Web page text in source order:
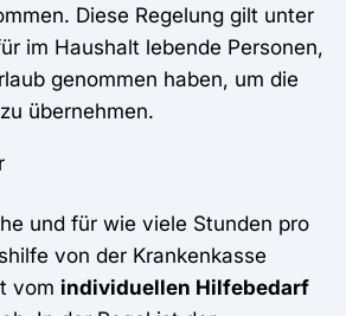
Diese Regelung gilt unter
im Haushalt lebende Personen,
genommen haben, um die
übernehmen.
und für wie viele Stunden pro
von der Krankenkasse
vom individuellen Hilfebedarf